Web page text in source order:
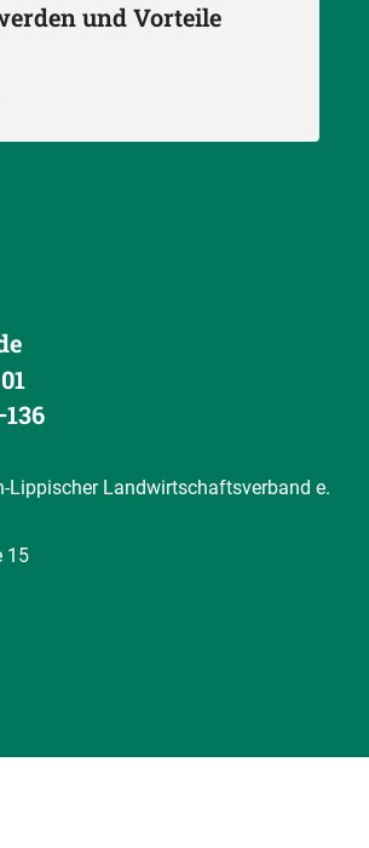
und Vorteile
Lippischer Landwirtschaftsverband e.
15